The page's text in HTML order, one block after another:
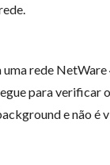
rede
para verificar
e não é